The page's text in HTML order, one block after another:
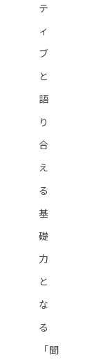
テ
ィ
ブ
と
語
り
合
え
る
基
礎
力
と
な
る
「聞